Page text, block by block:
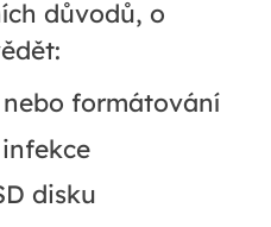
důvodů, o
formátování
disku